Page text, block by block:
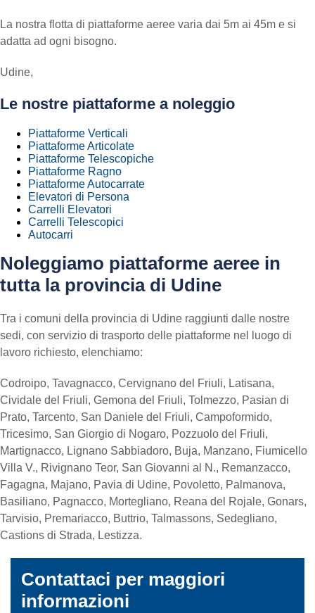
La nostra flotta di piattaforme aeree varia dai 5m ai 45m e si
adatta ad ogni bisogno.
Udine,
Le nostre piattaforme a noleggio
Piattaforme Verticali
Piattaforme Articolate
Piattaforme Telescopiche
Piattaforme Ragno
Piattaforme Autocarrate
Elevatori di Persona
Carrelli Elevatori
Carrelli Telescopici
Autocarri
Noleggiamo piattaforme aeree in
tutta la provincia di Udine
Tra i comuni della provincia di Udine raggiunti dalle nostre
sedi, con servizio di trasporto delle piattaforme nel luogo di
lavoro richiesto, elenchiamo:
Codroipo, Tavagnacco, Cervignano del Friuli, Latisana,
Cividale del Friuli, Gemona del Friuli, Tolmezzo, Pasian di
Prato, Tarcento, San Daniele del Friuli, Campoformido,
Tricesimo, San Giorgio di Nogaro, Pozzuolo del Friuli,
Martignacco, Lignano Sabbiadoro, Buja, Manzano, Fiumicello
Villa V., Rivignano Teor, San Giovanni al N., Remanzacco,
Fagagna, Majano, Pavia di Udine, Povoletto, Palmanova,
Basiliano, Pagnacco, Mortegliano, Reana del Rojale, Gonars,
Tarvisio, Premariacco, Buttrio, Talmassons, Sedegliano,
Castions di Strada, Lestizza.
Contattaci per maggiori
informazioni